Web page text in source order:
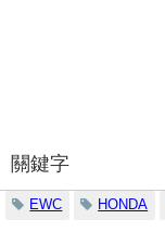
關鍵字
EWC HONDA